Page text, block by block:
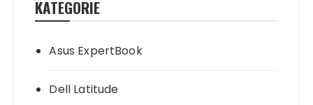
KATEGORIE
Asus ExpertBook
Dell Latitude